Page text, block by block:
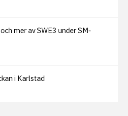
mer av SWE3 under SM-
i Karlstad